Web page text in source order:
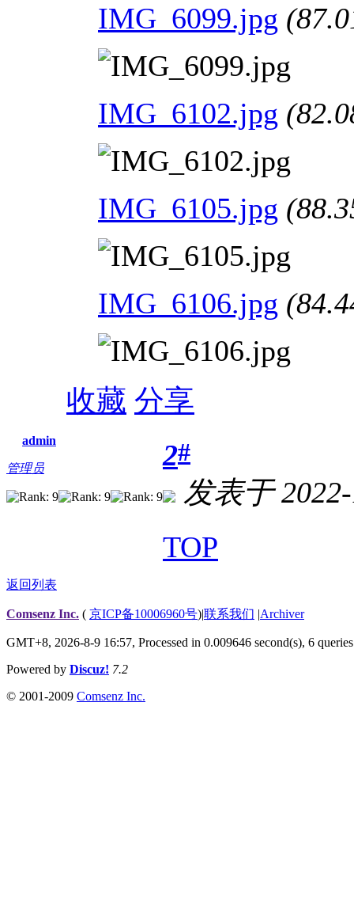
IMG_6099.jpg
IMG_6102.jpg
IMG_6105.jpg
IMG_6106.jpg
收藏 分享
admin
管理员 2#
发表于
TOP
返回列表
Comsenz Inc. ( 京ICP备10006960号)|联系我们 |Archiver
GMT+8, 2026-8-9 16:57, Processed in 0.009646 second(s), 6 queries
Powered by Discuz! 7.2
© 2001-2009 Comsenz Inc.